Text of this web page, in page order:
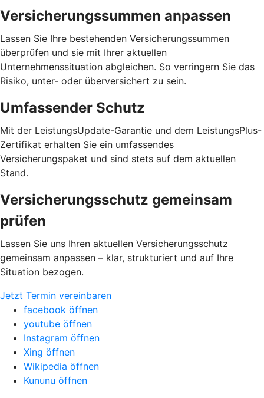
Versicherungssummen anpassen
Lassen Sie Ihre bestehenden Versicherungssummen
überprüfen und sie mit Ihrer aktuellen
Unternehmenssituation abgleichen. So verringern Sie das
Risiko, unter- oder überversichert zu sein.
Umfassender Schutz
Mit der LeistungsUpdate-Garantie und dem LeistungsPlus-
Zertifikat erhalten Sie ein umfassendes
Versicherungspaket und sind stets auf dem aktuellen
Stand.
Versicherungsschutz gemeinsam
prüfen
Lassen Sie uns Ihren aktuellen Versicherungsschutz
gemeinsam anpassen – klar, strukturiert und auf Ihre
Situation bezogen.
Jetzt Termin vereinbaren
facebook öffnen
youtube öffnen
Instagram öffnen
Xing öffnen
Wikipedia öffnen
Kununu öffnen